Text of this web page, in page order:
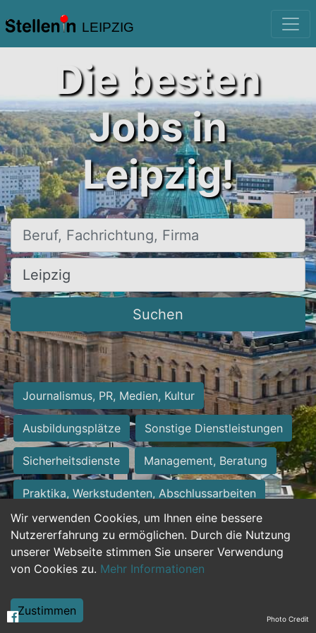
LEIPZIG
Wir verwenden Cookies, um Ihnen eine bessere
Nutzererfahrung zu ermöglichen. Durch die Nutzung
unserer Webseite stimmen Sie unserer Verwendung
von Cookies zu. Mehr Informationen
Zustimmen
Die besten
Jobs in
Leipzig!
Beruf, Fachrichtung, Firma
Ort, Stadt
Suchen
Journalismus, PR, Medien, Kultur
Ausbildungsplätze Sonstige Dienstleistungen
Sicherheitsdienste Management, Beratung
Praktika, Werkstudenten, Abschlussarbeiten
Personalwesen Assistenz, Sekretariat
Hilfskräfte, Aushilfs- und Nebenjobs
Weiterbildung, Studium, duale Ausbildung Photo Credit